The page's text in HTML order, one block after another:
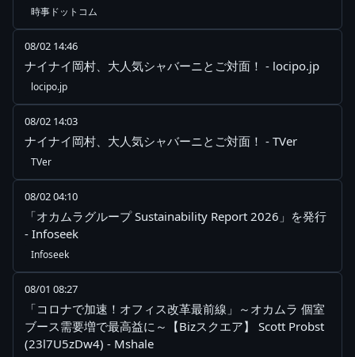
時事ドットコム
08/02 14:46
ナイナイ岡村、大人気シャバーニとご対面！ - locipo.jp
locipo.jp
08/02 14:03
ナイナイ岡村、大人気シャバーニとご対面！ - TVer
TVer
08/02 04:10
「オカムラグループ Sustainability Report 2026」を発行
- Infoseek
Infoseek
08/01 08:27
「コロナで加速！オフィス改革最前線」～オカムラ 個室
ブース需要増で最高益に～【Bizスクエア】 Scott Probst
(23l7U5zDw4) - Mshale